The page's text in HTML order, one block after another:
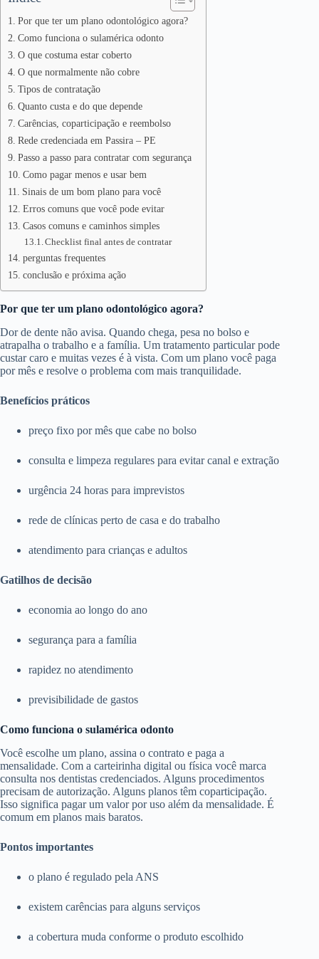
Por que ter um plano odontológico agora?
Como funciona o sulamérica odonto
O que costuma estar coberto
O que normalmente não cobre
Tipos de contratação
Quanto custa e do que depende
Carências, coparticipação e reembolso
Rede credenciada em Passira – PE
Passo a passo para contratar com segurança
Como pagar menos e usar bem
Sinais de um bom plano para você
Erros comuns que você pode evitar
Casos comuns e caminhos simples
Checklist final antes de contratar
perguntas frequentes
conclusão e próxima ação
Por que ter um plano odontológico agora?
Dor de dente não avisa. Quando chega, pesa no bolso e
atrapalha o trabalho e a família. Um tratamento particular pode
custar caro e muitas vezes é à vista. Com um plano você paga
por mês e resolve o problema com mais tranquilidade.
Benefícios práticos
preço fixo por mês que cabe no bolso
consulta e limpeza regulares para evitar canal e extração
urgência 24 horas para imprevistos
rede de clínicas perto de casa e do trabalho
atendimento para crianças e adultos
Gatilhos de decisão
economia ao longo do ano
segurança para a família
rapidez no atendimento
previsibilidade de gastos
Como funciona o sulamérica odonto
Você escolhe um plano, assina o contrato e paga a
mensalidade. Com a carteirinha digital ou física você marca
consulta nos dentistas credenciados. Alguns procedimentos
precisam de autorização. Alguns planos têm coparticipação.
Isso significa pagar um valor por uso além da mensalidade. É
comum em planos mais baratos.
Pontos importantes
o plano é regulado pela ANS
existem carências para alguns serviços
a cobertura muda conforme o produto escolhido